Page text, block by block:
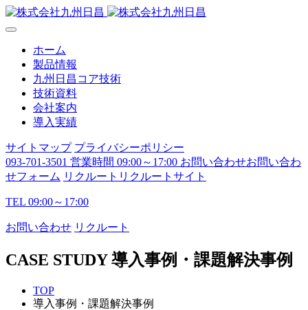
ホーム
製品情報
九州日昌コア技術
技術資料
会社案内
導入実績
サイトマップ プライバシーポリシー
093-701-3501 営業時間 09:00～17:00 お問い合わせお問い合わ
せフォーム リクルート リクルートサイト
TEL 09:00～17:00
お問い合わせ リクルート
CASE STUDY導入事例・課題解決事例
TOP
導入事例・課題解決事例